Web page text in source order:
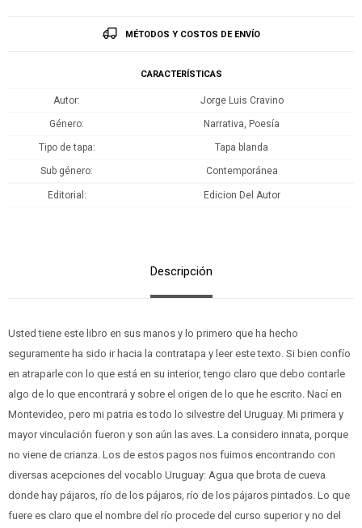
MÉTODOS Y COSTOS DE ENVÍO
CARACTERÍSTICAS
Autor Jorge Luis Cravino
Género Narrativa, Poesía
Tipo de tapa Tapa blanda
Sub género Contemporánea
Editorial Edicion Del Autor
Descripción
Usted tiene este libro en sus manos y lo primero que ha hecho
seguramente ha sido ir hacia la contratapa y leer este texto. Si bien confío
en atraparle con lo que está en su interior, tengo claro que debo contarle
algo de lo que encontrará y sobre el origen de lo que he escrito. Nací en
Montevideo, pero mi patria es todo lo silvestre del Uruguay. Mi primera y
mayor vinculación fueron y son aún las aves. La considero innata, porque
no viene de crianza. Los de estos pagos nos fuimos encontrando con
diversas acepciones del vocablo Uruguay: Agua que brota de cueva
donde hay pájaros, río de los pájaros, río de los pájaros pintados. Lo que
fuere es claro que el nombre del río procede del curso superior y no del